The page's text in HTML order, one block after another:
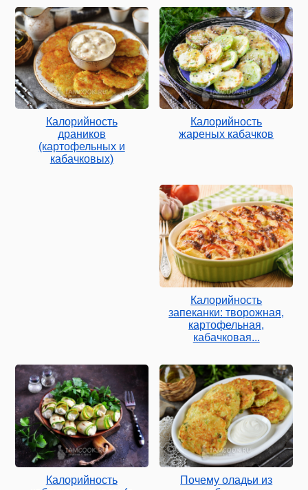
Калорийность
драников
(картофельных и
кабачковых)
Калорийность
жареных кабачков
Калорийность
запеканки: творожная,
картофельная,
кабачковая...
Калорийность
Почему оладьи из